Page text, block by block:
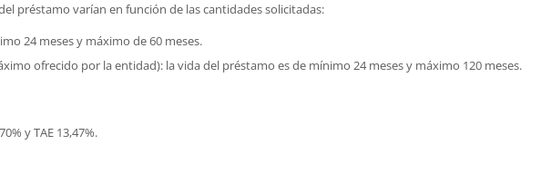
préstamo varían en función de las cantidades solicitadas:
24 meses y máximo de 60 meses.
ofrecido por la entidad): la vida del préstamo es de mínimo 24 meses y máximo 120 meses.
y TAE 13,47%.